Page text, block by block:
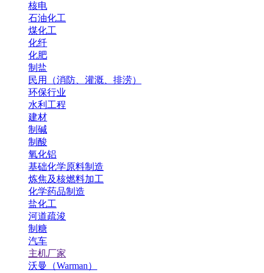
核电
石油化工
煤化工
化纤
化肥
制盐
民用（消防、灌溉、排涝）
环保行业
水利工程
建材
制碱
制酸
氧化铝
基础化学原料制造
炼焦及核燃料加工
化学药品制造
盐化工
河道疏浚
制糖
汽车
主机厂家
沃曼（Warman）